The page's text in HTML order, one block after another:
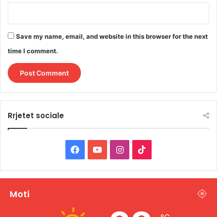
Save my name, email, and website in this browser for the next
time I comment.
Rrjetet sociale
a
o
I
n
i
Moti